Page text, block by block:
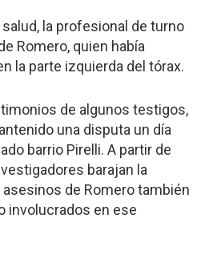
la profesional de turno
Romero, quien había
la parte izquierda del tórax.
de algunos testigos,
una disputa un día
barrio Pirelli. A partir de
barajan la
de Romero también
involucrados en ese